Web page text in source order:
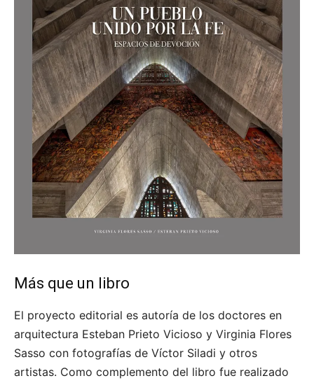
Más que un libro
El proyecto editorial es autoría de los doctores en
arquitectura Esteban Prieto Vicioso y Virginia Flores
Sasso con fotografías de Víctor Siladi y otros
artistas. Como complemento del libro fue realizado